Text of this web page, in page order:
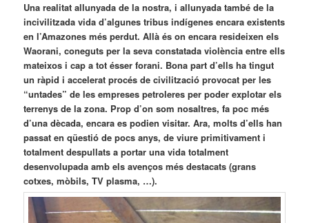
Una realitat allunyada de la nostra, i allunyada també de la
incivilitzada vida d’algunes tribus indígenes encara existents
en l’Amazones més perdut. Allà és on encara resideixen els
Waorani, coneguts per la seva constatada violència entre ells
mateixos i cap a tot ésser forani. Bona part d’ells ha tingut
un ràpid i accelerat procés de civilització provocat per les
“untades” de les empreses petroleres per poder explotar els
terrenys de la zona. Prop d’on som nosaltres, fa poc més
d’una dècada, encara es podien visitar. Ara, molts d’ells han
passat en qüestió de pocs anys, de viure primitivament i
totalment despullats a portar una vida totalment
desenvolupada amb els avenços més destacats (grans
cotxes, mòbils, TV plasma, …).